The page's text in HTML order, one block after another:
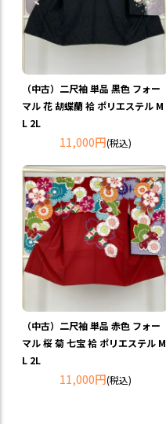
（中古）二尺袖 単品 黒色 フォー
マル 花 胡蝶蘭 袷 ポリエステル M
L 2L
11,000円(税込)
（中古）二尺袖 単品 赤色 フォー
マル 桜 菊 七宝 袷 ポリエステル M
L 2L
11,000円(税込)